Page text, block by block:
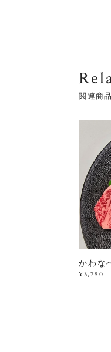
関連商品
かわな
¥3,750